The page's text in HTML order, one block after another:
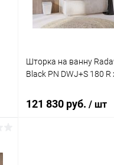
Шторка на ванну
Black PN DWJ+S 180 R
121 830 руб. / шт